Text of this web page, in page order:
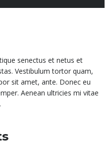
senectus et netus et
Vestibulum tortor quam,
sit amet, ante. Donec eu
Aenean ultricies mi vitae